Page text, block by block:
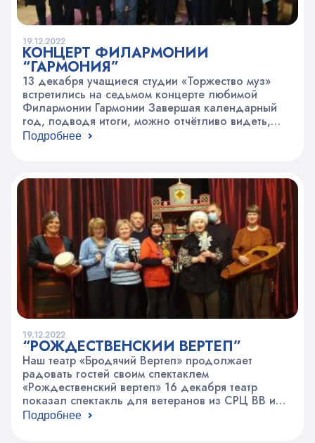
19.12.2022
КОНЦЕРТ ФИЛАРМОНИИ
“ГАРМОНИЯ”
13 декабря учащиеся студии «Торжество муз»
встретились на седьмом концерте любимой
Филармонии Гармонии Завершая календарный
год, подводя итоги, можно отчётливо видеть,
рост и прогресс наших музыкантов. Начинающие
ярким, выразительным и красивым исполнением!
Как всегда, слушатели выбрали самого лучшего
исполнителя, им оказался Миша Насиров (пед….
Подробнее
19.12.2022
“РОЖДЕСТВЕНСКИЙ ВЕРТЕП”
Наш театр «Бродячий Вертеп» продолжает
радовать гостей своим спектаклем
«Рождественский вертеп» 16 декабря театр
показал спектакль для ветеранов из СРЦ ВВ и
ВС и для детей с ОВЗ ТЦСО «Тимирязевский».А
Подробнее